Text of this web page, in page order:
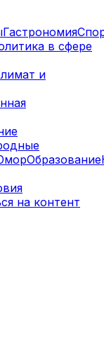
Гастрономия
в сфере
и
Образование
на контент